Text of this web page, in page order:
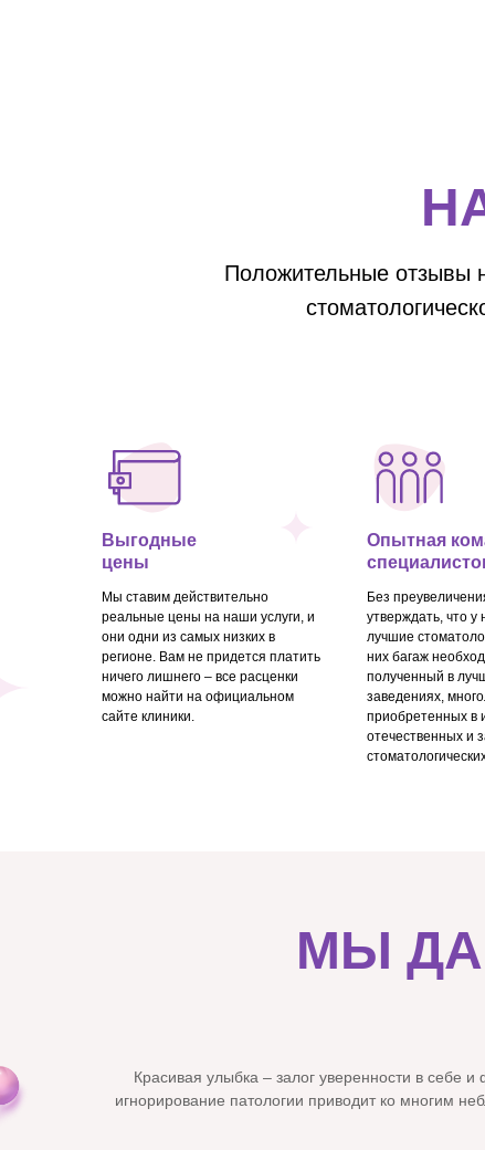
Положительные отзывы
Без
утверждать, что у
лучшие
них багаж
полученный в
заведениях,
приобретенных в
отечественных и
Опытная
Мы ставим действительно
реальные цены на наши услуги, и
они одни из самых низких в
регионе. Вам не придется платить
ничего лишнего – все расценки
можно найти на официальном
сайте клиники.
Выгодные
цены
МЫ
Красивая улыбка – залог уверенности в себе
игнорирование патологии приводит ко многим